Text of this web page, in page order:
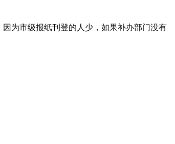
为市级报纸刊登的人少，如果补办部门没有